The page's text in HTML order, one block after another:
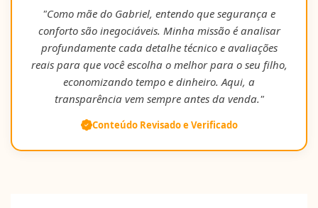
"Como mãe do Gabriel, entendo que segurança e
conforto são inegociáveis. Minha missão é analisar
profundamente cada detalhe técnico e avaliações
reais para que você escolha o melhor para o seu filho,
economizando tempo e dinheiro. Aqui, a
transparência vem sempre antes da venda."
Conteúdo Revisado e Verificado